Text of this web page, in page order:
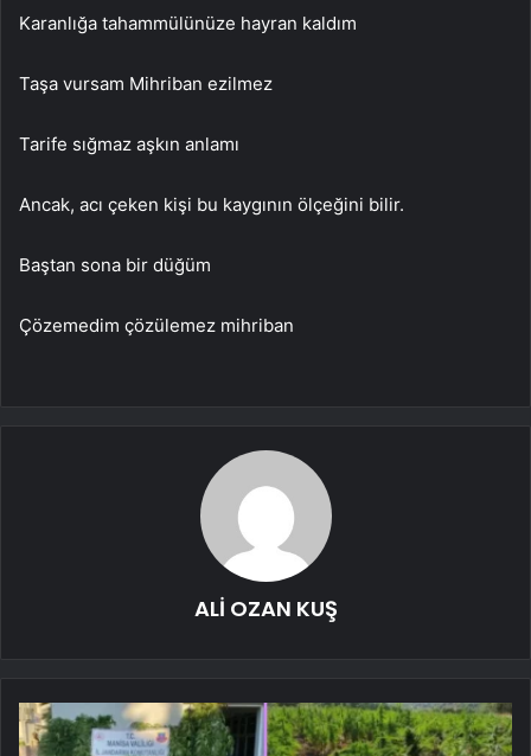
Karanlığa tahammülünüze hayran kaldım
Taşa vursam Mihriban ezilmez
Tarife sığmaz aşkın anlamı
Ancak, acı çeken kişi bu kaygının ölçeğini bilir.
Baştan sona bir düğüm
Çözemedim çözülemez mihriban
ALİ OZAN KUŞ